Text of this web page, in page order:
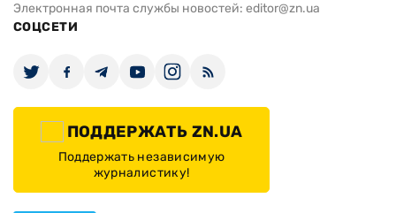
Электронная почта службы новостей: editor@zn.ua
СОЦСЕТИ
ПОДДЕРЖАТЬ ZN.UA
Поддержать независимую
журналистику!